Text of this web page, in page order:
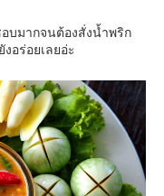
บมากจนต้องสั่งน้ำพริก
อร่อยเลยอ่ะ